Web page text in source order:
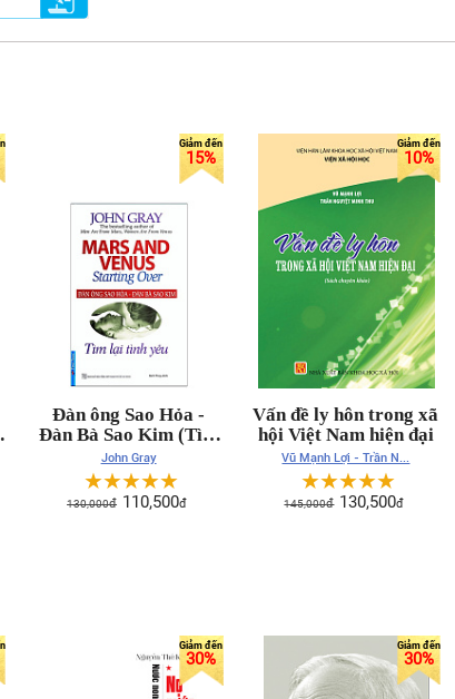
15%
Đàn ông Sao Hỏa -
Đàn Bà Sao Kim (Tìm
lại tình yêu)
John Gray
☆☆☆☆☆
130,000đ 110,500đ
10%
Vấn đề ly hôn trong xã
hội Việt Nam hiện đại
Vũ Mạnh Lợi - Trần N...
☆☆☆☆☆
145,000đ 130,500đ
30% 30%